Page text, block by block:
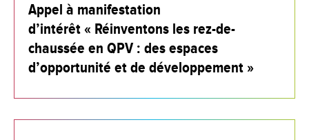
Appel à manifestation
d’intérêt « Réinventons les rez-de-
chaussée en QPV : des espaces
d’opportunité et de développement »